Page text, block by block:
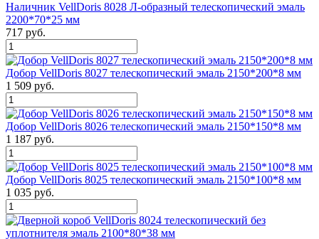
Наличник VellDoris 8028 Л-образный телескопический эмаль
2200*70*25 мм
717 руб.
Добор VellDoris 8027 телескопический эмаль 2150*200*8 мм
1 509 руб.
Добор VellDoris 8026 телескопический эмаль 2150*150*8 мм
1 187 руб.
Добор VellDoris 8025 телескопический эмаль 2150*100*8 мм
1 035 руб.